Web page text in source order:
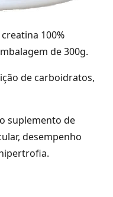
100%
de 300g.
de carboidratos,
suplemento de
desempenho